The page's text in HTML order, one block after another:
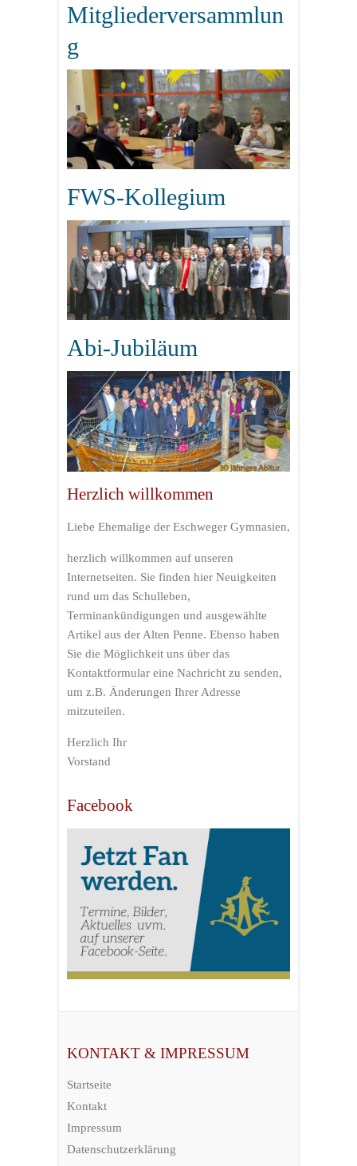
Mitgliederversammlun
g
FWS-Kollegium
Abi-Jubiläum
Herzlich willkommen
Liebe Ehemalige der Eschweger Gymnasien,
herzlich willkommen auf unseren
Internetseiten. Sie finden hier Neuigkeiten
rund um das Schulleben,
Terminankündigungen und ausgewählte
Artikel aus der Alten Penne. Ebenso haben
Sie die Möglichkeit uns über das
Kontaktformular eine Nachricht zu senden,
um z.B. Änderungen Ihrer Adresse
mitzuteilen.
Herzlich Ihr
Vorstand
Facebook
KONTAKT & IMPRESSUM
Startseite
Kontakt
Impressum
Datenschutzerklärung